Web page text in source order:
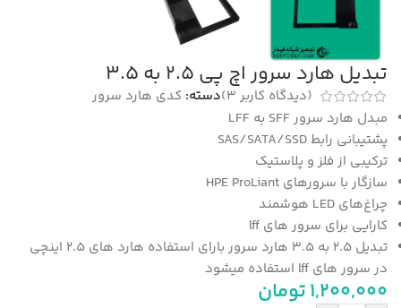
تبدیل هارد سرور اچ پی 2.5 به 3.5
(دیدگاه کاربر 3
)دسته: کدی هارد سرور
مبدل هارد سرور SFF به LFF
پشتیبانی رابط SAS/SATA/SSD
ترکیبی از فلز و پلاستیک
سازگار با سرورهای HPE ProLiant
چراغ‌های LED هوشمند
کارایی برای سرور های lff
تبدیل 2.5 به 3.5 هارد سرور بارای استفاده هارد های 2.5 اینچی
در سرور های lff استفاده میشود
1,200,000تومان